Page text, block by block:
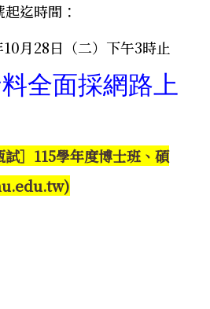
迄時間：
月28日（二）下午3時止
全面採網路上
試］115學年度博士班、碩